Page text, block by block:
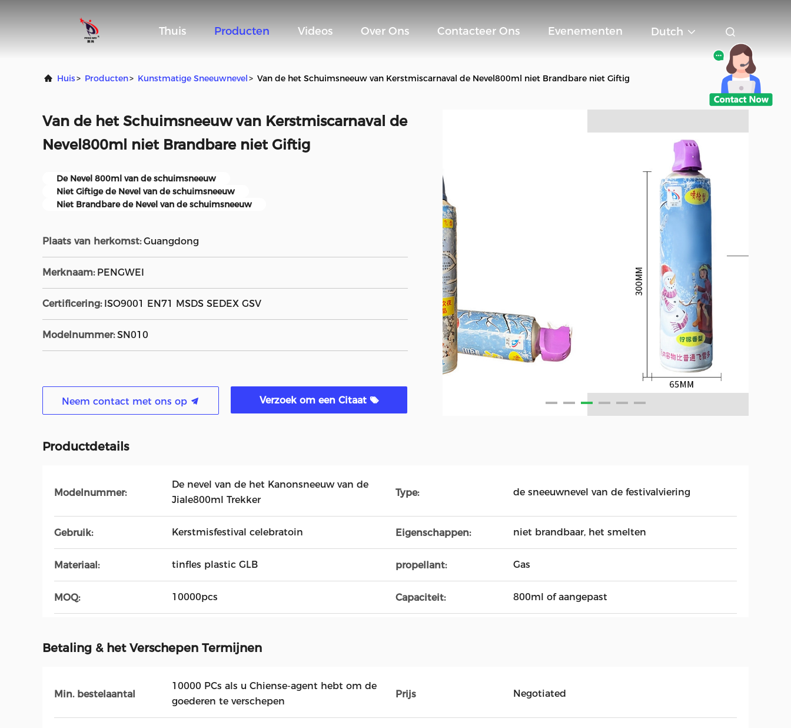
Thuis Producten Videos Over Ons Contacteer Ons Evenementen Dutch
Huis> Producten> Kunstmatige Sneeuwnevel> Van de het Schuimsneeuw van Kerstmiscarnaval de Nevel800ml niet Brandbare niet Giftig
Van de het Schuimsneeuw van Kerstmiscarnaval de
Nevel800ml niet Brandbare niet Giftig
De Nevel 800ml van de schuimsneeuw
Niet Giftige de Nevel van de schuimsneeuw
Niet Brandbare de Nevel van de schuimsneeuw
Plaats van herkomst: Guangdong
Merknaam: PENGWEI
Certificering: ISO9001 EN71 MSDS SEDEX GSV
Modelnummer: SN010
Neem contact met ons op Verzoek om een Citaat
Productdetails
Modelnummer:
De nevel van de het Kanonsneeuw van de
Jiale800ml Trekker
Type: de sneeuwnevel van de festivalviering
Gebruik: Kerstmisfestival celebratoin Eigenschappen: niet brandbaar, het smelten
Materiaal: tinfles plastic GLB propellant: Gas
MOQ: 10000pcs Capaciteit: 800ml of aangepast
Betaling & het Verschepen Termijnen
Min. bestelaantal
10000 PCs als u Chiense-agent hebt om de
goederen te verschepen
Prijs Negotiated